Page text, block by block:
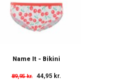
Name It - Bikini
89,95 kr. 44,95 kr.